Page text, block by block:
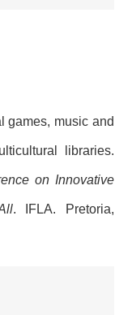
games, music and
libraries.
on Innovative
. IFLA. Pretoria,